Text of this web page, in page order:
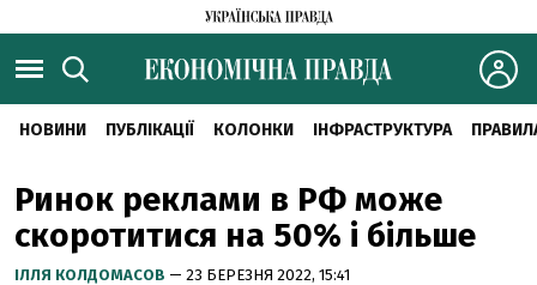
НОВИНИ ПУБЛІКАЦІЇ КОЛОНКИ ІНФРАСТРУКТУРА
Ринок реклами в РФ може
скоротитися на 50% і більше
ІЛЛЯ КОЛДОМАСОВ — 23 БЕРЕЗНЯ 2022, 15:41